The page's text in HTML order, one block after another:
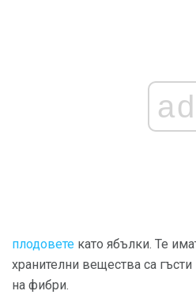
ad
плодовете като ябълки. Те
хранителни вещества са
на фибри.